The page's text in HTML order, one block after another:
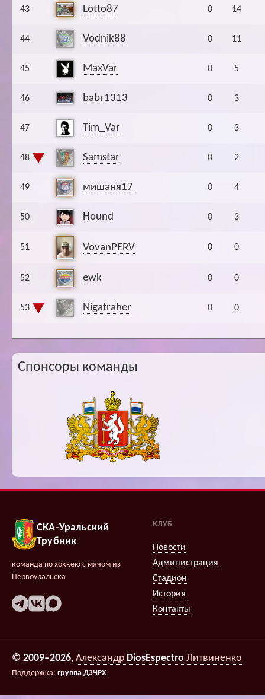
43 Lotto87 0 14
44 Vodnik88 0 11
45 MaxVar 0 5
46 babr1313 0 3
47 Tim_Var 0 3
48 Samstar 0 2
49 мишаня17 0 4
50 Hound 0 3
51 VovanPERV 0 0
52 ewk 0 0
53 Nigatraher 0 0
Спонсоры команды
СКА-Уральский
Трубник
команда по хоккею с мячом из
Первоуральска
КЛУБ
Новости
Администрация
Стадион
История
Контакты
© 2009–2026, Александр DiosEspectro Литвиненко
Поддержка: группа ДЗЧРХ